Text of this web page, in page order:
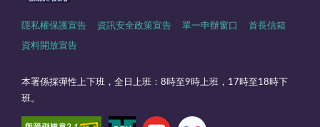
隱私權保護宣告 資訊安全政策宣告 單一申辦窗口 首長信箱
資料開放宣告
本署係採彈性上下班，全日上班：8時至9時上班，17時至18時下
班。